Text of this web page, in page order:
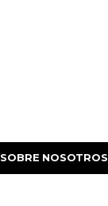
SOBRE NOSOTROS